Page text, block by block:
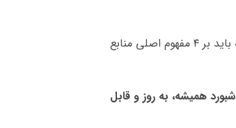
اگر بخواهید مشاغل سازمان خود را تجزیه و تحلیل کنید و یا اینکه نظام جبران خدمات، مدیریت عملکرد و غیره را طراحی کنید؛ پیش از همه باید بر ۴ مفهوم اصلی منابع
همیشه، به روز و قابل